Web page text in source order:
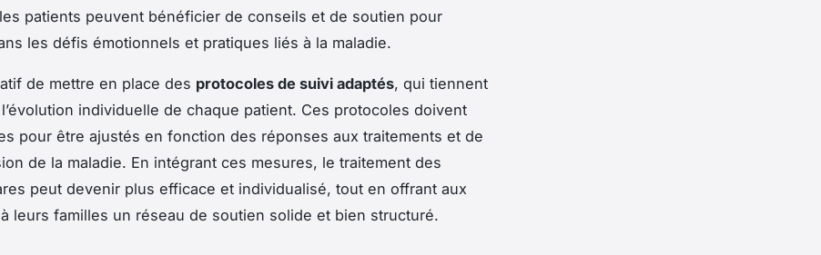
patients peuvent bénéficier de conseils et de soutien pour
les défis émotionnels et pratiques liés à la maladie.
de mettre en place des protocoles de suivi adaptés, qui tiennent
individuelle de chaque patient. Ces protocoles doivent
pour être ajustés en fonction des réponses aux traitements et de
de la maladie. En intégrant ces mesures, le traitement des
peut devenir plus efficace et individualisé, tout en offrant aux
leurs familles un réseau de soutien solide et bien structuré.